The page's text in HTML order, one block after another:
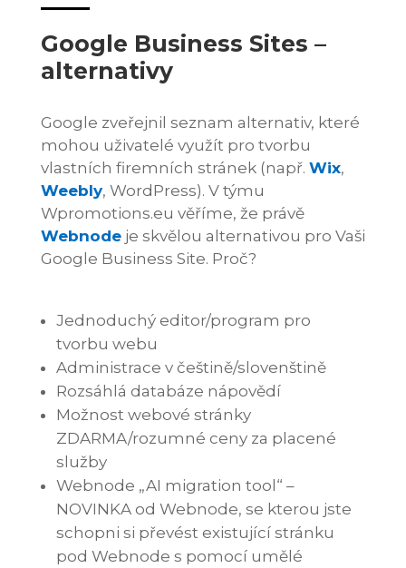
Google Business Sites –
alternativy
Google zveřejnil seznam alternativ, které
mohou uživatelé využít pro tvorbu
vlastních firemních stránek (např. Wix,
Weebly, WordPress). V týmu
Wpromotions.eu věříme, že právě
Webnodeje skvělou alternativou pro Vaši
Google Business Site. Proč?
Jednoduchý editor/program pro
tvorbu webu
Administrace v češtině/slovenštině
Rozsáhlá databáze nápovědí
Možnost webové stránky
ZDARMA/rozumné ceny za placené
služby
Webnode „AI migration tool“ –
NOVINKA od Webnode, se kterou jste
schopni si převést existující stránku
pod Webnode s pomocí umělé